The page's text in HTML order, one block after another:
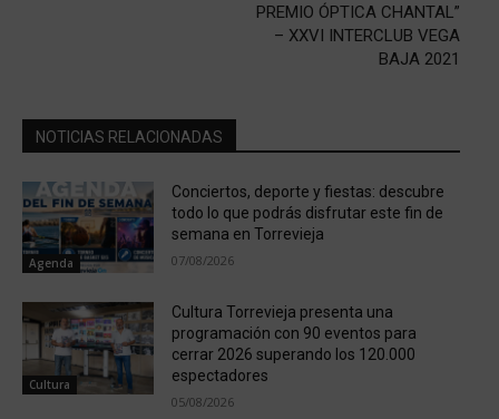
PREMIO ÓPTICA CHANTAL”
– XXVI INTERCLUB VEGA
BAJA 2021
NOTICIAS RELACIONADAS
Agenda
Conciertos, deporte y fiestas: descubre
todo lo que podrás disfrutar este fin de
semana en Torrevieja
07/08/2026
Cultura
Cultura Torrevieja presenta una
programación con 90 eventos para
cerrar 2026 superando los 120.000
espectadores
05/08/2026